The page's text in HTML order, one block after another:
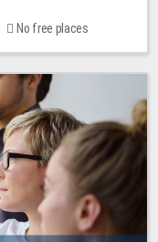
No free places